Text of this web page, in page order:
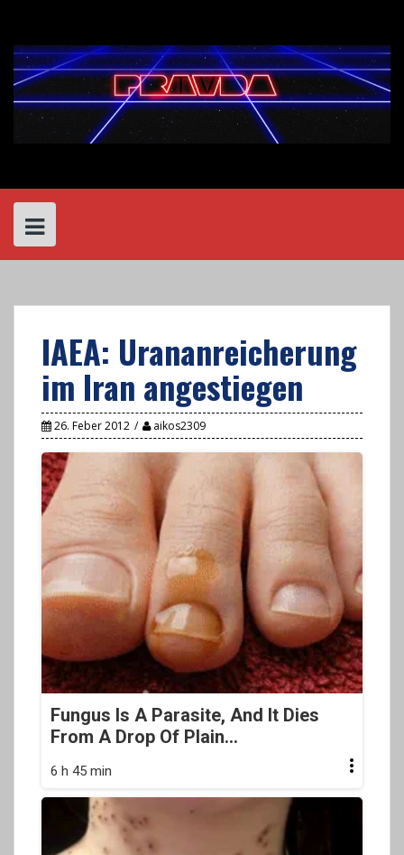
content
IAEA: Urananreicherung
im Iran angestiegen
26. Feber 2012 aikos2309
Fungus Is A Parasite, And It Dies
From A Drop Of Plain...
6 h 45 min